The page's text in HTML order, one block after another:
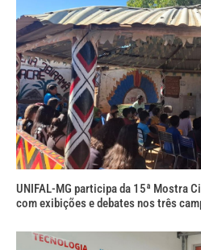
UNIFAL-MG participa da 15ª Mostra
com exibições e debates nos três